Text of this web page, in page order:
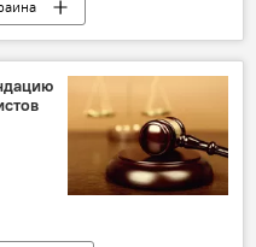
переговоры